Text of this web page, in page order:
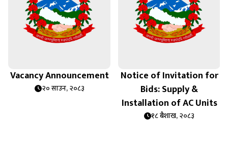
Vacancy Announcement
२० साउन, २०८३
Notice of Invitation for
Bids: Supply &
Installation of AC Units
१८ बैशाख, २०८३